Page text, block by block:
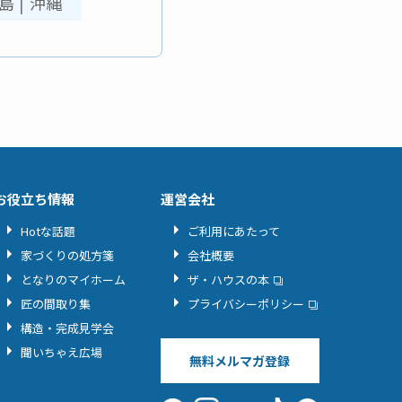
役立ち情報
Hotな話題
家づくりの処方箋
となりのマイホーム
匠の間取り集
構造・完成見学会
聞いちゃえ広場
運営会社
ご利用にあたって
会社概要
ザ・ハウスの本
プライバシーポリシー
無料メルマガ登録